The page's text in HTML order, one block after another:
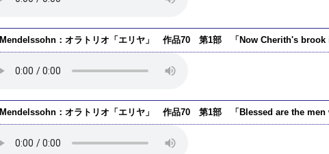
Mendelssohn：オラトリオ「エリヤ」 作品70 第1部 「Now Cherith's brook
Mendelssohn：オラトリオ「エリヤ」 作品70 第1部 「Blessed are the men